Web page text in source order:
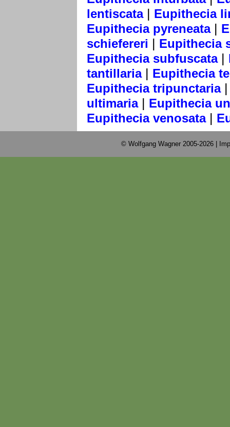
lentiscata| Eupithecia
Eupithecia pyreneata|
schiefereri | Eupithecia
Eupithecia subfuscata|
tantillaria| Eupithecia
Eupithecia tripunctaria
ultimaria| Eupithecia
Eupithecia venosata|
© Wolfgang Wagner 2005-2026 |